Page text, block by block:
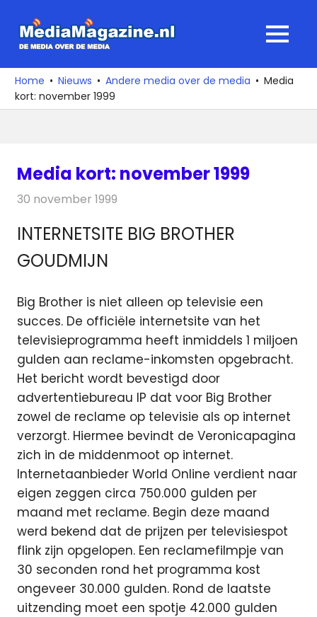
naar
media
over
de
MENU
Home Nieuws Andere media over de media
Media
kort: november 1999
Media kort: november 1999
30 november 1999
INTERNETSITE BIG BROTHER
GOUDMIJN
Big Brother is niet alleen op televisie een
succes. De officiële internetsite van het
televisieprogramma heeft inmiddels 1 miljoen
gulden aan reclame-inkomsten opgebracht.
Het bericht wordt bevestigd door
advertentiebureau IP dat voor Big Brother
zowel de reclame op televisie als op internet
verzorgt. Hiermee bevindt de Veronicapagina
zich in de middenmoot op internet.
Internetaanbieder World Online verdient naar
eigen zeggen circa 750.000 gulden per
maand met reclame. Begin deze maand
werd bekend dat de prijzen per televisiespot
flink zijn opgelopen. Een reclamefilmpje van
30 seconden rond het programma kost
ongeveer 30.000 gulden. Rond de laatste
uitzending moet een spotje 42.000 gulden